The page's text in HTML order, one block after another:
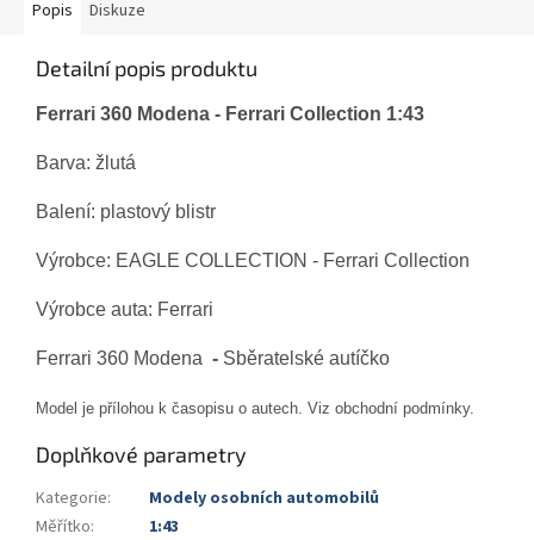
Popis Diskuze
Detailní popis produktu
Ferrari 360 Modena - Ferrari Collection 1:43
Barva: žlutá
Balení: plastový blistr
Výrobce: EAGLE COLLECTION - Ferrari Collection
Výrobce auta: Ferrari
Ferrari 360 Modena - Sběratelské autíčko
Model je přílohou k časopisu o autech. Viz obchodní podmínky.
Doplňkové parametry
Kategorie:
Modely osobních automobilů
Měřítko: 1:43